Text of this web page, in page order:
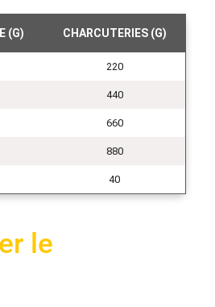
(G) CHARCUTERIES (G)
220
440
660
880
40
le